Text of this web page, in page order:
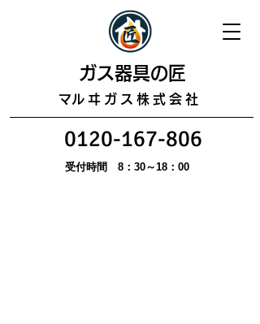
​ガス器具の匠
​マルヰガス株式会社
0120-167-806
受付時間 8：30～18：00